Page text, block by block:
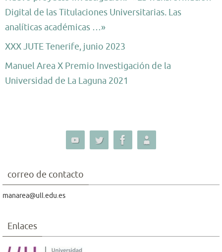
Digital de las Titulaciones Universitarias. Las
analíticas académicas …»
XXX JUTE Tenerife, junio 2023
Manuel Area X Premio Investigación de la
Universidad de La Laguna 2021
correo de contacto
manarea@ull.edu.es
Enlaces